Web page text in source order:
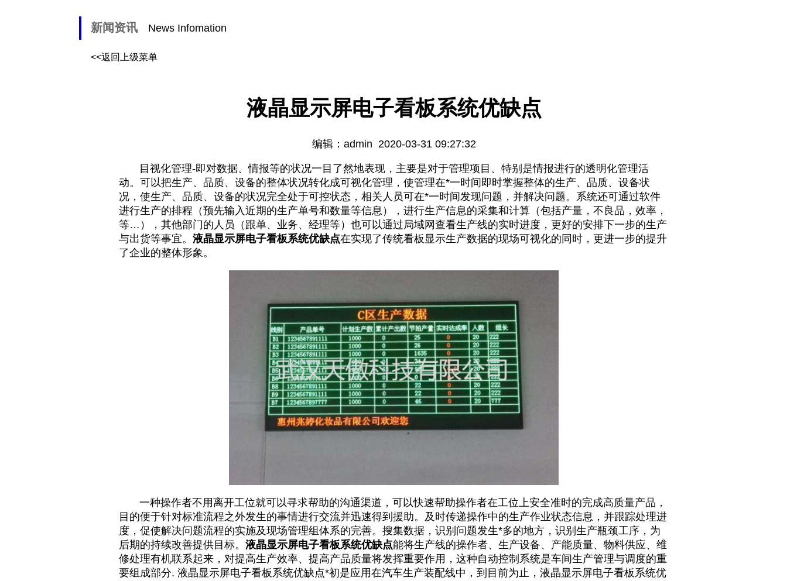
新闻资讯 News Infomation
<<返回上级菜单
液晶显示屏电子看板系统优缺点
编辑：admin 2020-03-31 09:27:32
目视化管理-即对数据、情报等的状况一目了然地表现，主要是对于管理项目、特别是情报进行的透明化管理活
动。可以把生产、品质、设备的整体状况转化成可视化管理，使管理在*一时间即时掌握整体的生产、品质、设备状
况，使生产、品质、设备的状况完全处于可控状态，相关人员可在*一时间发现问题，并解决问题。系统还可通过软件
进行生产的排程（预先输入近期的生产单号和数量等信息），进行生产信息的采集和计算（包括产量，不良品，效率，
等…），其他部门的人员（跟单、业务、经理等）也可以通过局域网查看生产线的实时进度，更好的安排下一步的生产
与出货等事宜。 液晶显示屏电子看板系统优缺点在实现了传统看板显示生产数据的现场可视化的同时，更进一步的提升
了企业的整体形象。
一种操作者不用离开工位就可以寻求帮助的沟通渠道，可以快速帮助操作者在工位上安全准时的完成高质量产品，
目的便于针对标准流程之外发生的事情进行交流并迅速得到援助。及时传递操作中的生产作业状态信息，并跟踪处理进
度，促使解决问题流程的实施及现场管理组体系的完善。搜集数据，识别问题发生*多的地方，识别生产瓶颈工序，为
后期的持续改善提供目标。 液晶显示屏电子看板系统优缺点能将生产线的操作者、生产设备、产能质量、物料供应、维
修处理有机联系起来，对提高生产效率、提高产品质量将发挥重要作用，这种自动控制系统是车间生产管理与调度的重
要组成部分. 液晶显示屏电子看板系统优缺点*初是应用在汽车生产装配线中，到目前为止，液晶显示屏电子看板系统优